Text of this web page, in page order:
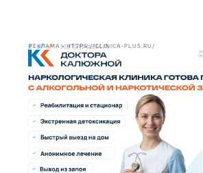
РЕКЛАМА • HTTPS://CLINICA-PLUS.RU/